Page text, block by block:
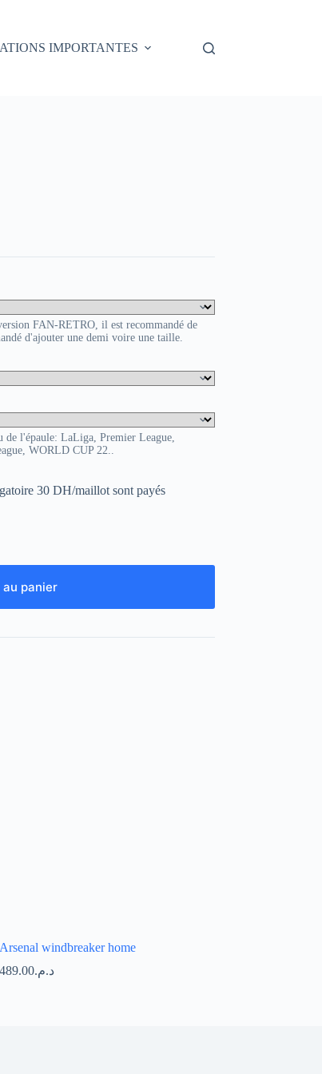
IMPORTANTES
FAN-RETRO, il est recommandé de
d'ajouter une demi voire une taille.
de l'épaule: LaLiga, Premier League,
WORLD CUP 22..
30 DH/maillot sont payés
panier
Arsenal windbreaker home
د.م.489.00